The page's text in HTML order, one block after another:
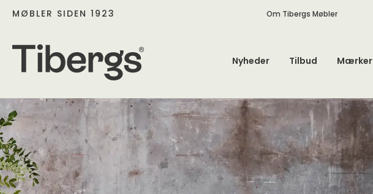
MØBLER SIDEN 1923 Om Tibergs Møbler
Nyheder Tilbud Mærker